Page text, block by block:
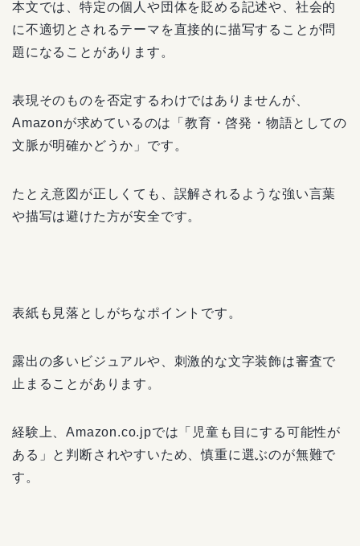
本文では、特定の個人や団体を貶める記述や、社会的
に不適切とされるテーマを直接的に描写することが問
題になることがあります。
表現そのものを否定するわけではありませんが、
Amazonが求めているのは「教育・啓発・物語としての
文脈が明確かどうか」です。
たとえ意図が正しくても、誤解されるような強い言葉
や描写は避けた方が安全です。
表紙も見落としがちなポイントです。
露出の多いビジュアルや、刺激的な文字装飾は審査で
止まることがあります。
経験上、Amazon.co.jpでは「児童も目にする可能性が
ある」と判断されやすいため、慎重に選ぶのが無難で
す。